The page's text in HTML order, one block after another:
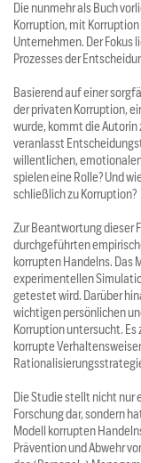
Die nunmehr als Buch
Korruption, mit
Unternehmen. Der
Prozesses der
Basierend auf einer
der privaten Korruption,
wurde, kommt die Autorin
veranlasst
willentlichen,
spielen eine Rolle? Und
schließlich zu Korruption?
Zur Beantwortung dieser
durchgeführten
korrupten Handelns. Das
experimentellen
getestet wird. Darüber
wichtigen persönlichen
Korruption untersucht.
korrupte
Die Studie stellt nicht
Forschung dar, sondern
Modell korrupten
Prävention und Abwehr